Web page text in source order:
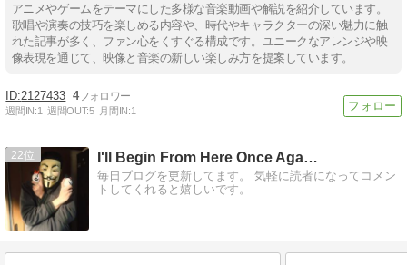
アニメやゲームをテーマにした多様な音楽動画や解説を紹介しています。
歌唱や演奏の技巧を楽しめる内容や、時代やキャラクターの深い魅力に触
れた記事が多く、ファン心をくすぐる構成です。ユニークなアレンジや映
像表現を通じて、映像と音楽の新しい楽しみ方を提案しています。
2127433 4
週間IN:1 週間OUT:5 月間IN:1
22 I'll Begin From Here Once Aga…
毎日ブログを更新してます。 気軽に読者になってコメン
トしてくれると嬉しいです。